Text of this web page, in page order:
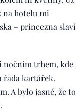
na hotelu mi
– princezna slaví
nočním trhem, kde
řada kartářek.
A bylo jasné, že to